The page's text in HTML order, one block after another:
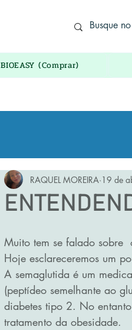
BIOEASY (Comprar)
RAQUEL MOREIRA 19 de
Muito tem se falado sobre
Hoje esclareceremos um
A semaglutida é um
(peptídeo semelhante ao
diabetes tipo 2. No
tratamento da obesidade.